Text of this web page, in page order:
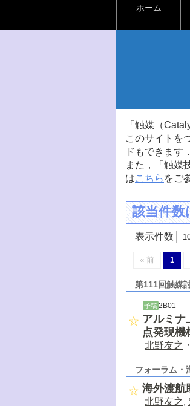
ホーム
「触媒（
このサイトを
ドもできます．
また，「触媒
はこちら をご
該当件
表示件数
« 前 1
第111回触媒
予稿 2B01
アルミナ
点発現機
北野友之 ・
フォーラム・
海外渡航
北野友之,